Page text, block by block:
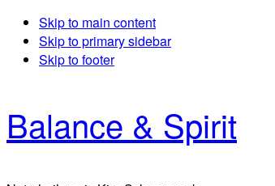
Skip to main content
Skip to primary sidebar
Skip to footer
Balance & Spirit